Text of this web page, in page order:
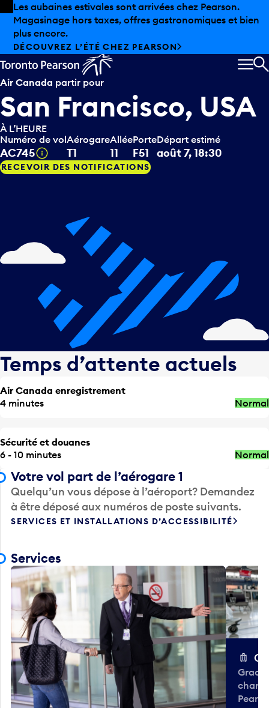
Skip to offers
Passer au contenu principal
Les aubaines estivales sont arrivées chez Pearson.
Magasinage hors taxes, offres gastronomiques et bien
plus encore.
DÉCOUVREZ L’ÉTÉ CHEZ PEARSON
Air Canada partir pour
San Francisco, USA
À L’HEURE
Numéro de vol
AC745 Infobulle
Aérogare
T1
Allée
11
Porte
F51
Départ estimé
août 7, 18:30
RECEVOIR DES NOTIFICATIONS
Temps d’attente actuels
Air Canada enregistrement
4 minutes
Normal
Sécurité et douanes
6 - 10 minutes
Normal
Votre vol part de l’aérogare 1
Quelqu’un vous dépose à l’aéroport? Demandez
à être déposé aux numéros de poste suivants.
SERVICES ET INSTALLATIONS D’ACCESSIBILITÉ
Services